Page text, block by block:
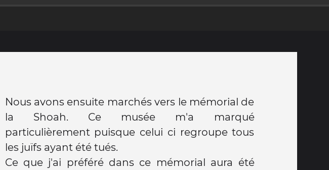
Nous avons ensuite marchés vers le mémorial de
la Shoah. Ce musée m'a marqué
particulièrement puisque celui ci regroupe tous
les juïfs ayant été tués.
Ce que j'ai préféré dans ce mémorial aura été